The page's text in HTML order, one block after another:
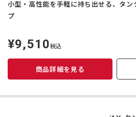
小型・高性能を手軽に持ち出せる、タン
プ
定
価
¥9,510税込
商品詳細を見る